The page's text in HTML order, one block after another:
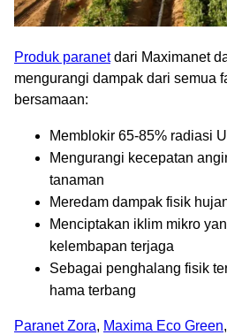
Produk paranetdari Maximanet
mengurangi dampak dari semua
bersamaan:
Memblokir 65-85% radiasi
Mengurangi kecepatan
tanaman
Meredam dampak fisik
Menciptakan iklim mikro
kelembapan terjaga
Sebagai penghalang fisik
hama terbang
Paranet Zora, Maxima Eco Green